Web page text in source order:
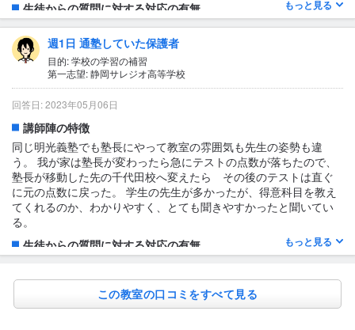
生徒からの質問に対する対応の有無
あり
勉強のことも含めて、日々の少し引っかかったことなども休み時
間や授業の前後に聞いていただいていました
1日あたりの授業時間について
2〜3時間
授業の形式・流れ・雰囲気
個別とありましたが2〜3人に1人の先生がつくという形式でした。
小テストは毎回終わりにあり、熟語など日々コツコツ取り組んで
くださっていました。 質問もしやすい雰囲気で先生も気さくにわ
からないところがないか聞いてくれていました。
テキスト・教材について
塾の指定のテキストでしたが、もう忘れてしまいました。
もっと見る
週1日 通塾していた保護者
目的: 学校の学習の補習
第一志望: 静岡サレジオ高等学校
回答日: 2023年05月06日
講師陣の特徴
同じ明光義塾でも塾長にやって教室の雰囲気も先生の姿勢も違
う。 我が家は塾長が変わったら急にテストの点数が落ちたので、
塾長が移動した先の千代田校へ変えたら その後のテストは直ぐ
に元の点数に戻った。 学生の先生が多かったが、得意科目を教え
てくれるのか、わかりやすく、とても聞きやすかったと聞いてい
る。
生徒からの質問に対する対応の有無
質問には その都度対応してしてくださる。また担当の講師が難
しい時は塾長も答えてくださるそうだ。
もっと見る
この教室の口コミをすべて見る